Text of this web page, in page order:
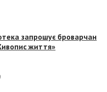
запрошує броварчан
життя»